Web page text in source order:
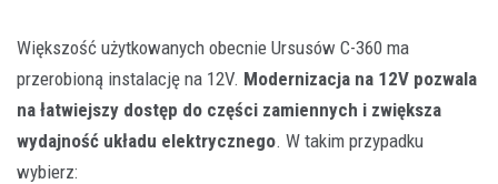
Większość użytkowanych obecnie Ursusów C-360 ma
przerobioną instalację na 12V. Modernizacja na 12V pozwala
na łatwiejszy dostęp do części zamiennych i zwiększa
wydajność układu elektrycznego. W takim przypadku
wybierz: